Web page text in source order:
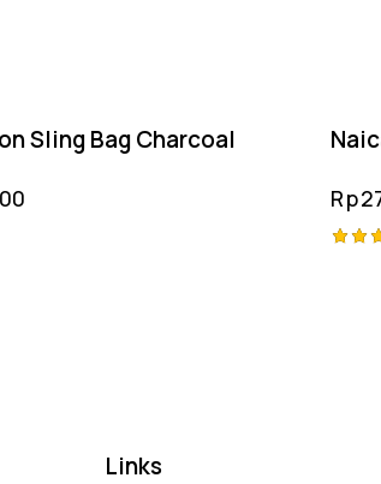
Sling Bag Charcoal
Rp
Links